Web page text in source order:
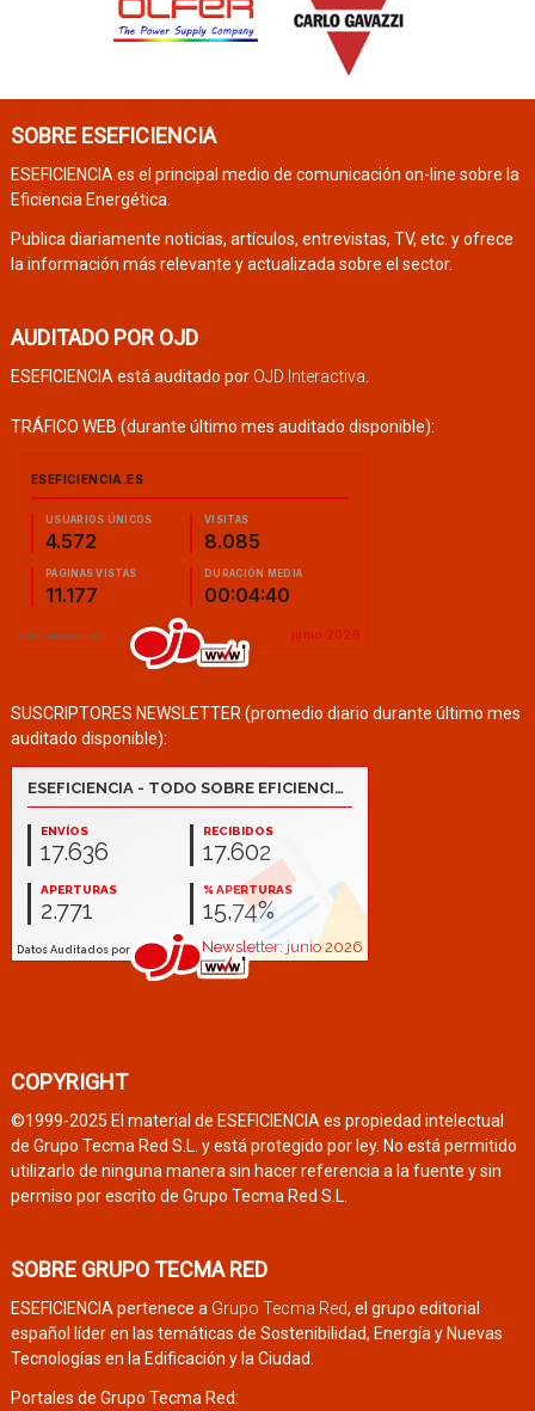
SOBRE ESEFICIENCIA
ESEFICIENCIA es el principal medio de comunicación on-line sobre la
Eficiencia Energética.
Publica diariamente noticias, artículos, entrevistas, TV, etc. y ofrece
la información más relevante y actualizada sobre el sector.
AUDITADO POR OJD
ESEFICIENCIA está auditado por OJD Interactiva
TRÁFICO WEB (durante último mes auditado disponible):
SUSCRIPTORES NEWSLETTER (promedio diario durante último mes
auditado disponible):
COPYRIGHT
©1999-2025 El material de ESEFICIENCIA es propiedad intelectual
de Grupo Tecma Red S.L. y está protegido por ley. No está permitido
utilizarlo de ninguna manera sin hacer referencia a la fuente y sin
permiso por escrito de Grupo Tecma Red S.L.
SOBRE GRUPO TECMA RED
ESEFICIENCIA pertenece a Grupo Tecma Red, el grupo editorial
español líder en las temáticas de Sostenibilidad, Energía y Nuevas
Tecnologías en la Edificación y la Ciudad.
Portales de Grupo Tecma Red: